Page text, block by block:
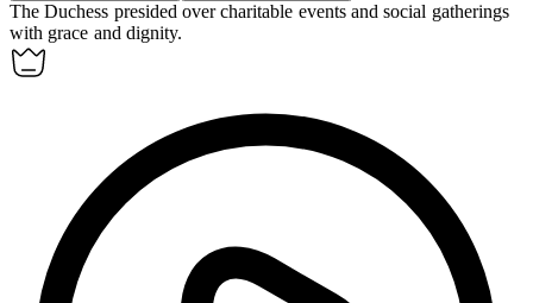
The Duchess presided over charitable events and social gatherings
with grace and dignity.